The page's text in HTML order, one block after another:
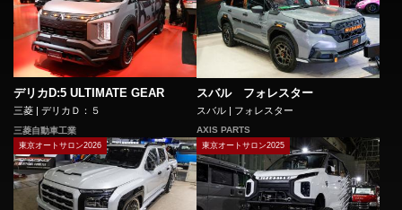
デリカD:5 ULTIMATE GEAR
三菱 | デリカＤ：５
三菱自動車工業
スバル フォレスター
スバル | フォレスター
AXIS PARTS
東京オートサロン2026 東京オートサロン2025